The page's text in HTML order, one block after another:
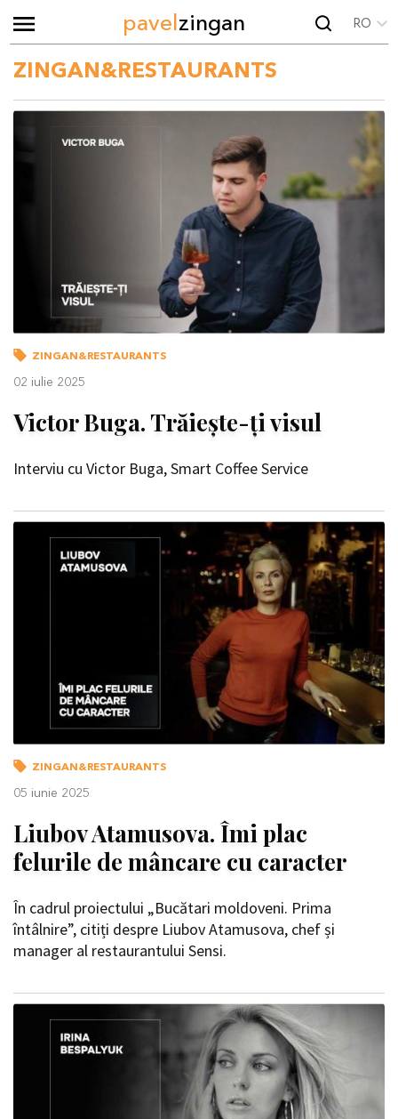
pavelzingan RO
ZINGAN&RESTAURANTS
ZINGAN&RESTAURANTS
02 iulie 2025
Victor Buga. Trăiește-ți visul
Interviu cu Victor Buga, Smart Coffee Service
ZINGAN&RESTAURANTS
05 iunie 2025
Liubov Atamusova. Îmi plac
felurile de mâncare cu caracter
În cadrul proiectului „Bucătari moldoveni. Prima
întâlnire”, citiți despre Liubov Atamusova, chef și
manager al restaurantului Sensi.